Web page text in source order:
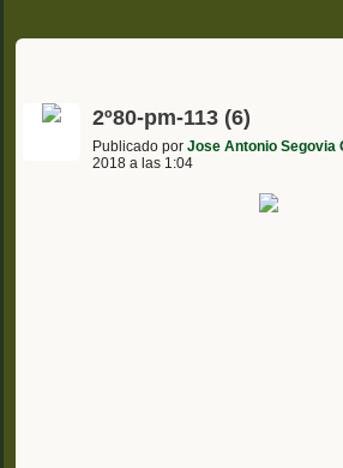
2º80-pm-113 (6)
Publicado por Jose Antonio Segovia
2018 a las 1:04